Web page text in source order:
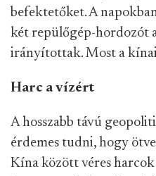
befektetőket. A
két repülőgép-hordozót
irányítottak. Most a
Harc a vízért
A hosszabb távú
érdemes tudni, hogy
Kína között véres